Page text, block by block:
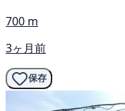
700 m
3ヶ月前
保存